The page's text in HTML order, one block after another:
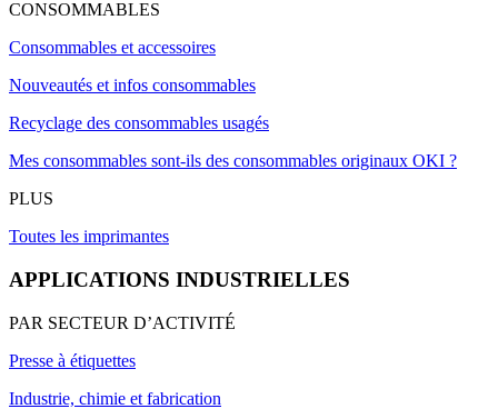
CONSOMMABLES
Consommables et accessoires
Nouveautés et infos consommables
Recyclage des consommables usagés
Mes consommables sont-ils des consommables originaux OKI ?
PLUS
Toutes les imprimantes
APPLICATIONS INDUSTRIELLES
PAR SECTEUR D’ACTIVITÉ
Presse à étiquettes
Industrie, chimie et fabrication